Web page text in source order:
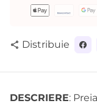
Metode
plată
share Distribuie
DESCRIERE: